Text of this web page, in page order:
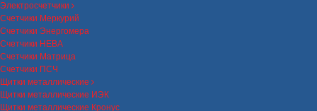
Электросчетчики
Счетчики Меркурий
Счетчики Энергомера
Счетчики НЕВА
Счетчики Матрица
Счетчики ПСЧ
Щитки металлические
Щитки металлические ИЭК
Щитки металлические Кронус